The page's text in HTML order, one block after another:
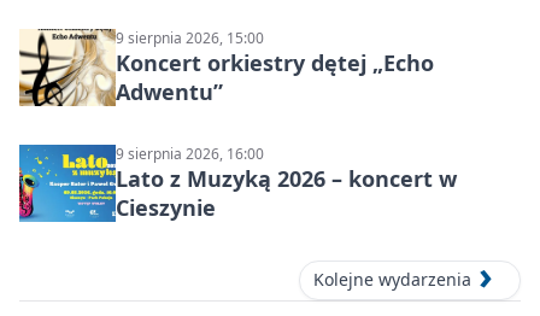
9 sierpnia 2026, 15:00
Koncert orkiestry dętej „Echo
Adwentu”
9 sierpnia 2026, 16:00
Lato z Muzyką 2026 – koncert w
Cieszynie
Kolejne wydarzenia